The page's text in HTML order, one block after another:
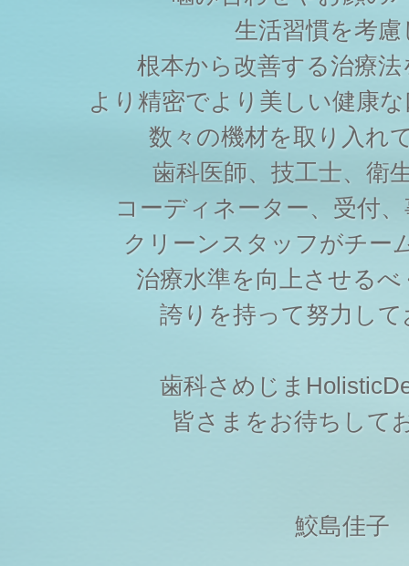
生活習慣を考慮
根本から改善する治療
より精密でより美しい健康
数々の機材を取り入れ
歯科医師、技工士、衛
コーディネーター、受付
クリーンスタッフがチー
治療水準を向上させる
誇りを持って努力し
歯科さめじま
皆さまをお待ちして
鮫島佳子